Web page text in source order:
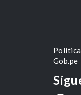
Política
Gob.pe